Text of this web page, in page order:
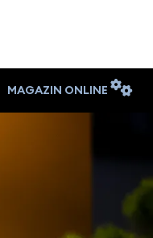
MAGAZIN ONLINE